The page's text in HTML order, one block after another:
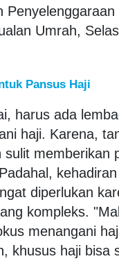
Penyelenggaraan
Umrah,
Pansus Haji
harus ada
haji. Karena,
sulit memberikan
diperlukan
kompleks.
menangani
khusus haji bisa